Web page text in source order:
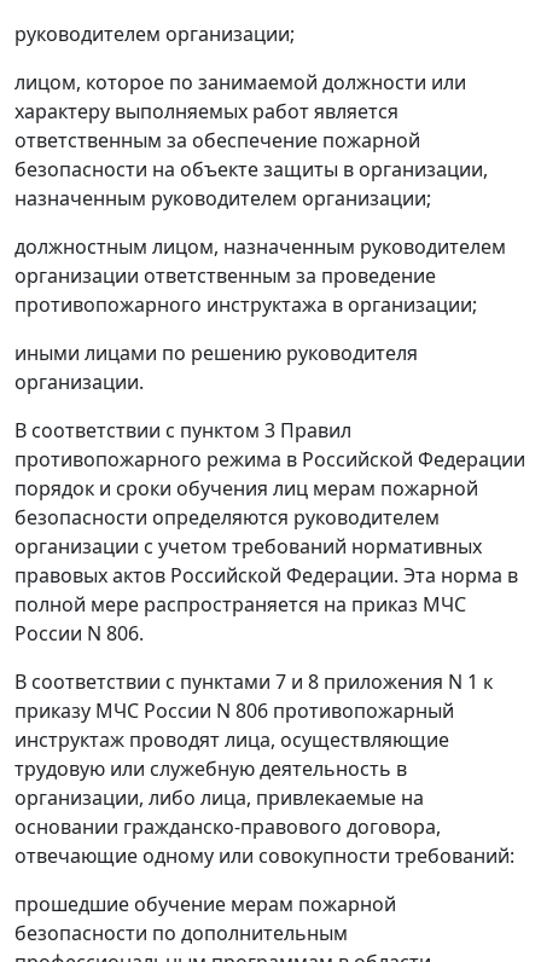
руководителем организации;
лицом, которое по занимаемой должности или
характеру выполняемых работ является
ответственным за обеспечение пожарной
безопасности на объекте защиты в организации,
назначенным руководителем организации;
должностным лицом, назначенным руководителем
организации ответственным за проведение
противопожарного инструктажа в организации;
иными лицами по решению руководителя
организации.
В соответствии с пунктом 3 Правил
противопожарного режима в Российской Федерации
порядок и сроки обучения лиц мерам пожарной
безопасности определяются руководителем
организации с учетом требований нормативных
правовых актов Российской Федерации. Эта норма в
полной мере распространяется на приказ МЧС
России N 806.
В соответствии с пунктами 7 и 8 приложения N 1 к
приказу МЧС России N 806 противопожарный
инструктаж проводят лица, осуществляющие
трудовую или служебную деятельность в
организации, либо лица, привлекаемые на
основании гражданско-правового договора,
отвечающие одному или совокупности требований:
прошедшие обучение мерам пожарной
безопасности по дополнительным